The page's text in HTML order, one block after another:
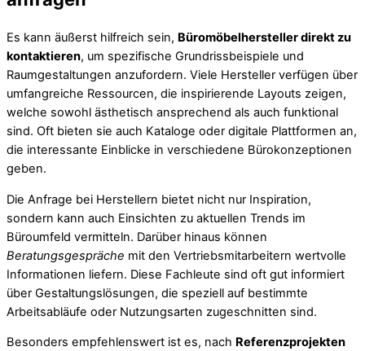
Es kann äußerst hilfreich sein, Büromöbelhersteller direkt zu
kontaktieren, um spezifische Grundrissbeispiele und
Raumgestaltungen anzufordern. Viele Hersteller verfügen über
umfangreiche Ressourcen, die inspirierende Layouts zeigen,
welche sowohl ästhetisch ansprechend als auch funktional
sind. Oft bieten sie auch Kataloge oder digitale Plattformen an,
die interessante Einblicke in verschiedene Bürokonzeptionen
geben.
Die Anfrage bei Herstellern bietet nicht nur Inspiration,
sondern kann auch Einsichten zu aktuellen Trends im
Büroumfeld vermitteln. Darüber hinaus können
Beratungsgespräche mit den Vertriebsmitarbeitern wertvolle
Informationen liefern. Diese Fachleute sind oft gut informiert
über Gestaltungslösungen, die speziell auf bestimmte
Arbeitsabläufe oder Nutzungsarten zugeschnitten sind.
Besonders empfehlenswert ist es, nach Referenzprojekten